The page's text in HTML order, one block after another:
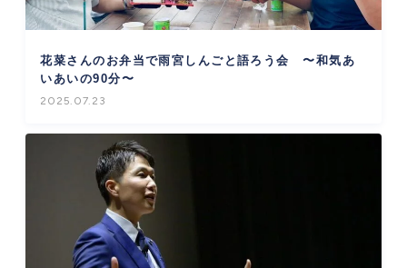
花菜さんのお弁当で雨宮しんごと語ろう会 〜和気あ
いあいの90分〜
2025.07.23